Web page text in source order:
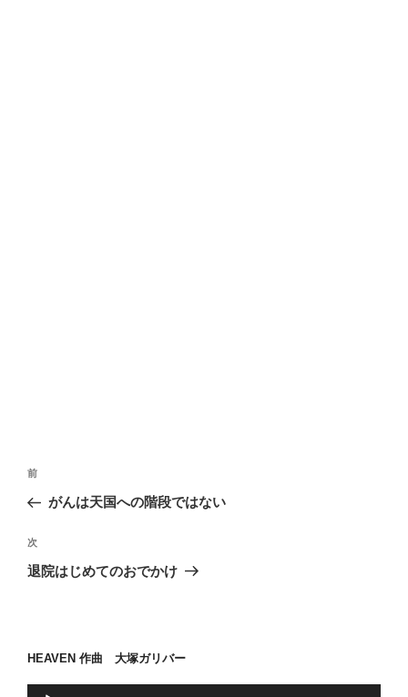
投
ナ
ビ
ゲ
ン
前
の
稿
前
がんは天国への階段ではない
次
の
次
退院はじめてのおでかけ
HEAVEN 作曲 大塚ガリバー